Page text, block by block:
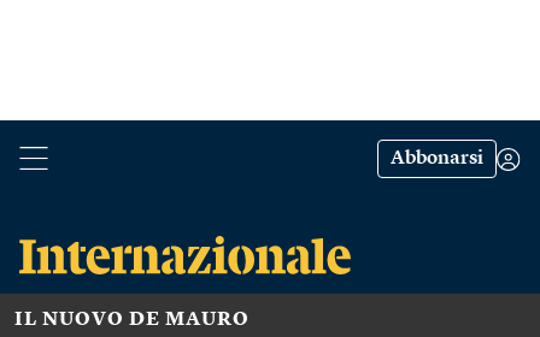
Abbonarsi
IL NUOVO DE MAURO